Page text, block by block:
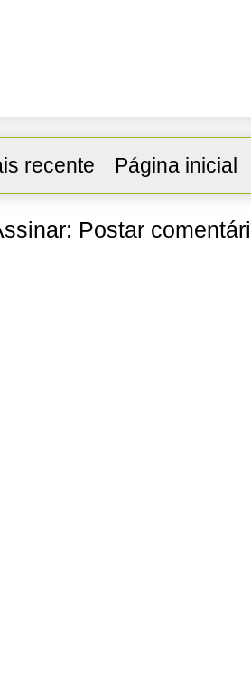
recente Página inicial
Postar